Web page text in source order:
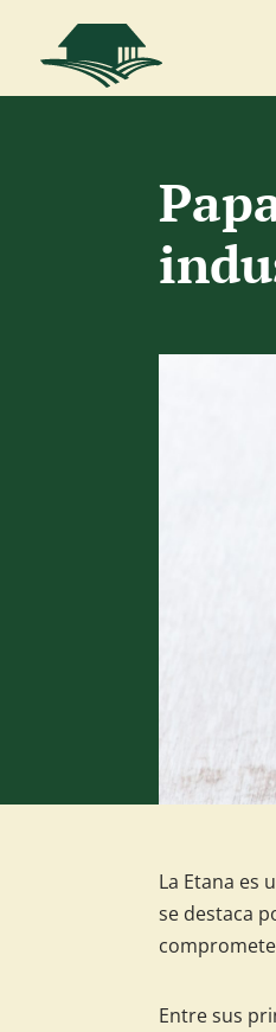
La Etana es
se destaca
Entre sus